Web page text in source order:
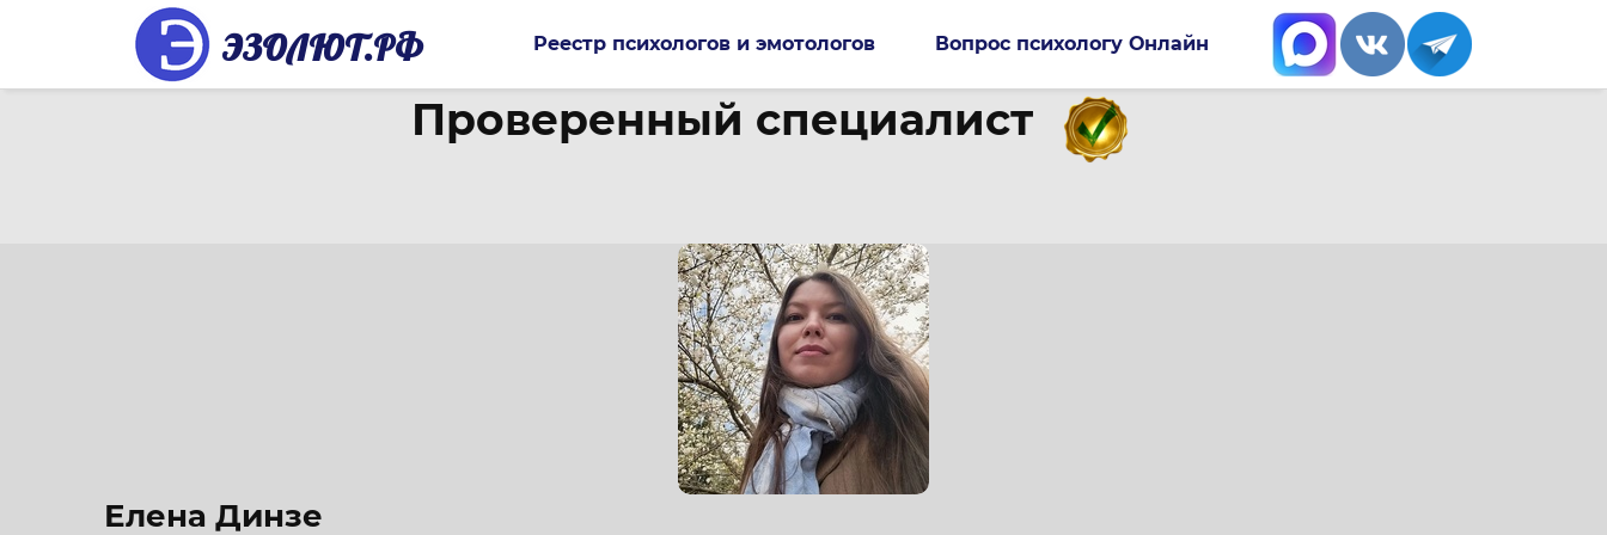
ЭЗОЛЮТ.РФ Реестр психологов и эмотологов Вопрос психологу Онлайн
Проверенный специалист
Елена Динзе